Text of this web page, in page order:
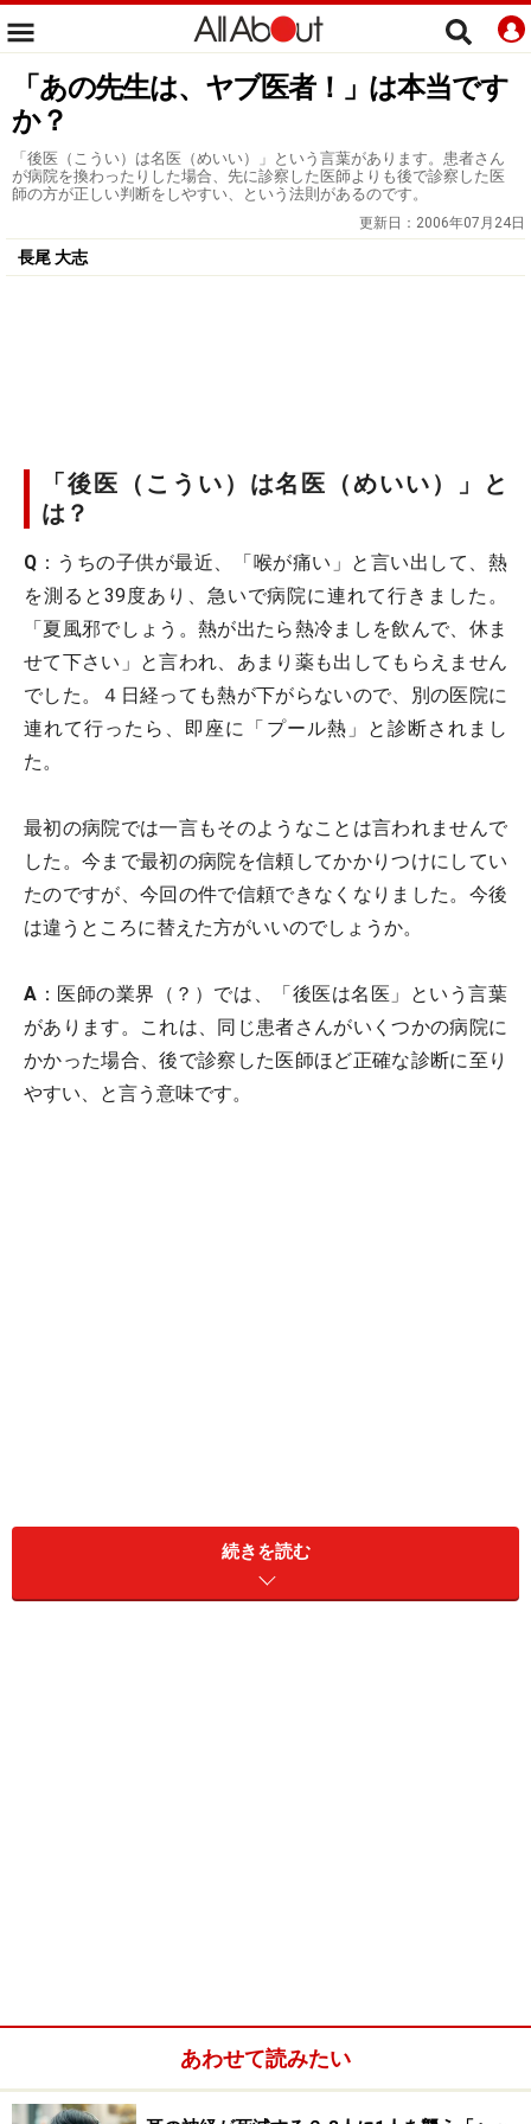
「あの先生は、ヤブ医者！」は本当です
か？
「後医（こうい）は名医（めいい）」という言葉があります。患者さん
が病院を換わったりした場合、先に診察した医師よりも後で診察した医
師の方が正しい判断をしやすい、という法則があるのです。
更新日： 2006年07月24日
長尾 大志
「後医（こうい）は名医（めいい）」と
は？
Q ：うちの子供が最近、「喉が痛い」と言い出して、熱
を測ると39度あり、急いで病院に連れて行きました。
「夏風邪でしょう。熱が出たら熱冷ましを飲んで、休ま
せて下さい」と言われ、あまり薬も出してもらえません
でした。４日経っても熱が下がらないので、別の医院に
連れて行ったら、即座に「プール熱」と診断されまし
た。
最初の病院では一言もそのようなことは言われませんで
した。今まで最初の病院を信頼してかかりつけにしてい
たのですが、今回の件で信頼できなくなりました。今後
は違うところに替えた方がいいのでしょうか。
A ：医師の業界（？）では、「後医は名医」という言葉
があります。これは、同じ患者さんがいくつかの病院に
かかった場合、後で診察した医師ほど正確な診断に至り
やすい、と言う意味です。
続きを読む
あわせて読みたい